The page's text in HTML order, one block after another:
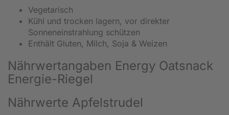
Vegetarisch
Kühl und trocken lagern, vor direkter
Sonneneinstrahlung schützen
Enthält Gluten, Milch, Soja & Weizen
Nährwertangaben Energy Oatsnack
Energie-Riegel
Nährwerte Apfelstrudel